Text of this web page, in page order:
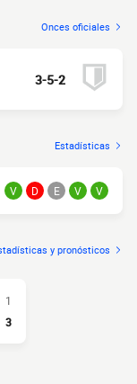
Onces oficiales
3-5-2
Estadísticas
V D E V V
y pronósticos
1
3